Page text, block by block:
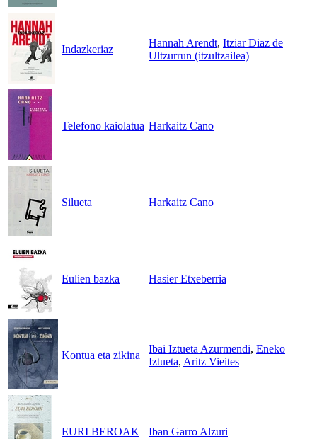
Indazkeriaz
Hannah Arendt, Itziar Diaz de
Ultzurrun (itzultzailea)
Telefono kaiolatua Harkaitz Cano
Silueta Harkaitz Cano
Eulien bazka Hasier Etxeberria
Kontua eta zikina
Ibai Iztueta Azurmendi, Eneko
Iztueta, Aritz Vieites
EURI BEROAK Iban Garro Alzuri